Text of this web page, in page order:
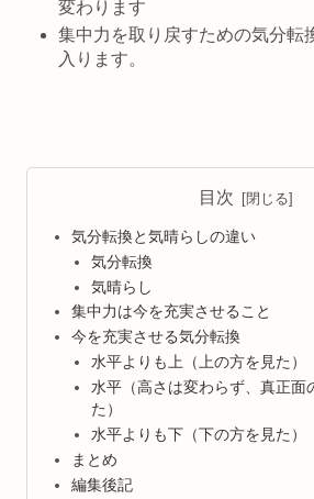
変わります
集中力を取り戻すための気分転
入ります。
目次
気分転換と気晴らしの違い
気分転換
気晴らし
集中力は今を充実させること
今を充実させる気分転換
水平よりも上（上の方を見た）
水平（高さは変わらず、真正面
た）
水平よりも下（下の方を見た）
まとめ
編集後記